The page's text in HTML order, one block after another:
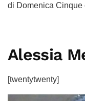
di Domenica Cinque
Alessia
[twentytwenty]